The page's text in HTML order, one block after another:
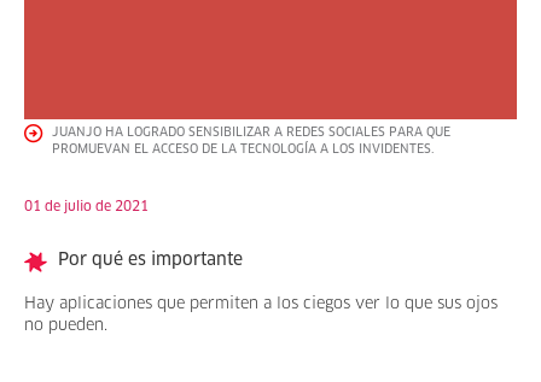
JUANJO HA LOGRADO SENSIBILIZAR A REDES SOCIALES PARA QUE
PROMUEVAN EL ACCESO DE LA TECNOLOGÍA A LOS INVIDENTES.
01 de julio de 2021
Por qué es importante
Hay aplicaciones que permiten a los ciegos ver lo que sus ojos
no pueden.